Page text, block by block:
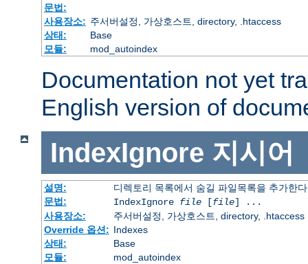
문법:
사용장소: 주서버설정, 가상호스트, directory, .htaccess
상태:
Base
모듈:
mod_autoindex
Documentation not yet
English version of
IndexIgnore 지시어
설명:
디렉토리 목록에서 숨길 파일목록을 추가한다
문법:
IndexIgnore file[file] ...
사용장소:
주서버설정, 가상호스트, directory, .htaccess
Override 옵션: Indexes
상태:
Base
모듈:
mod_autoindex